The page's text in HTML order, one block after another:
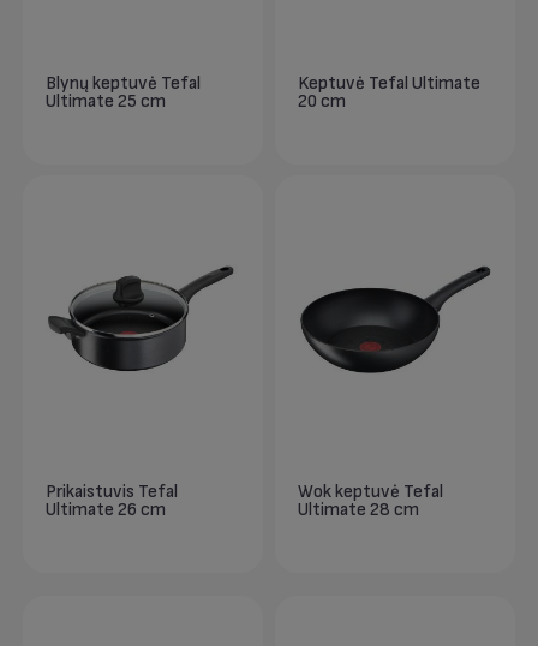
Blynų keptuvė Tefal
Ultimate 25 cm
Keptuvė Tefal Ultimate
20 cm
Prikaistuvis Tefal
Ultimate 26 cm
Wok keptuvė Tefal
Ultimate 28 cm